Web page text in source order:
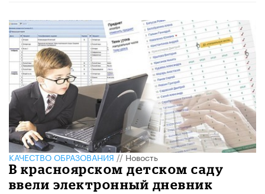
КАЧЕСТВО ОБРАЗОВАНИЯ//Новость
В красноярском детском саду
ввели электронный дневник